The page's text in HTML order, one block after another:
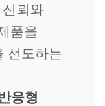
신뢰와
품을
선도하는
응형